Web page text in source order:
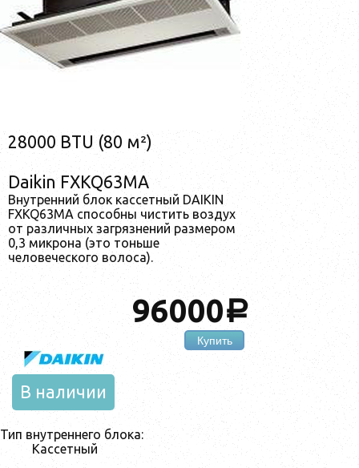
28000 BTU (80 м²)
Daikin FXKQ63MA
Внутренний блок кассетный DAIKIN
FXKQ63MA способны чистить воздух
от различных загрязнений размером
0,3 микрона (это тоньше
человеческого волоса).
96000a
Купить
В наличии
Тип внутреннего блока:
Кассетный